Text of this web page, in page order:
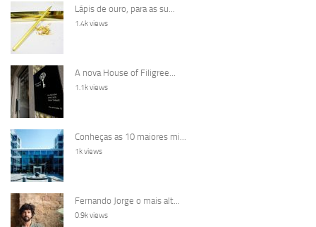
Lápis de ouro, para as su...
1.4k views
A nova House of Filigree...
1.1k views
Conheças as 10 maiores mi...
1k views
Fernando Jorge o mais alt...
0.9k views